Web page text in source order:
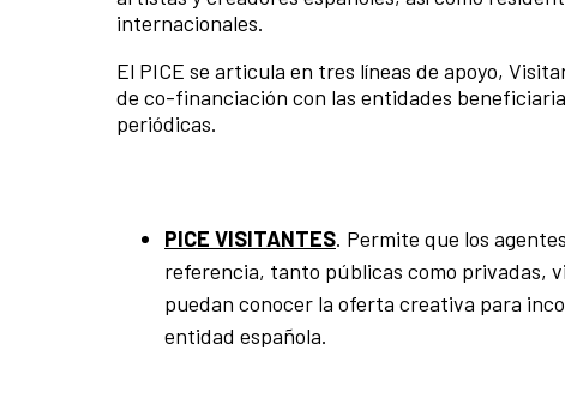
internacionales.
El PICE se articula en tres líneas de apoyo,
de co-financiación con las entidades
periódicas.
PICE VISITANTES. Permite que los
referencia, tanto públicas como privadas,
puedan conocer la oferta creativa para
entidad española.